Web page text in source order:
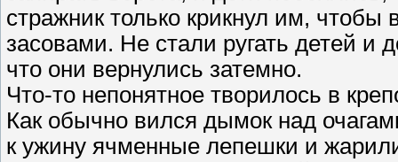
стражник только крикнул им, чтобы
засовами. Не стали ругать детей и
что они вернулись затемно.
Что-то непонятное творилось в
Как обычно вился дымок над
к ужину ячменные лепешки и